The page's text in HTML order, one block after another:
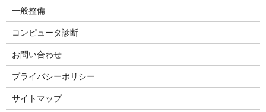
一般整備
コンピュータ診断
お問い合わせ
プライバシーポリシー
サイトマップ